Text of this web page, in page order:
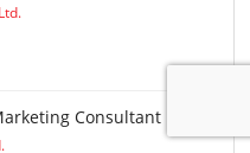
Consultant